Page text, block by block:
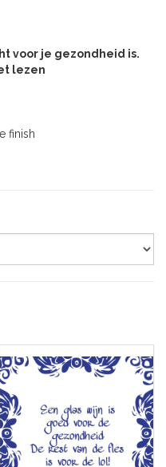
voor je gezondheid is.
lezen
finish